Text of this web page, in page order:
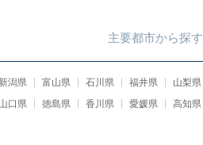
主要都市から探す
新潟県 富山県 石川県 福井県 山梨県
山口県 徳島県 香川県 愛媛県 高知県